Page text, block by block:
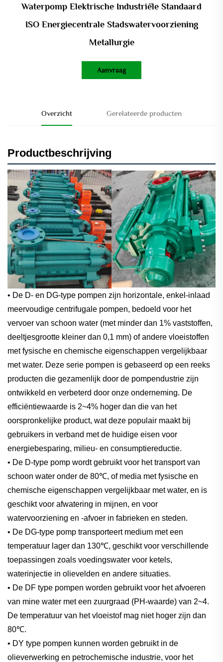
Waterpomp Elektrische Industriële Standaard
ISO Energiecentrale Stadswatervoorziening
Metallurgie
Aanvraag
Overzicht Gerelateerde producten
Productbeschrijving
• De D- en DG-type pompen zijn horizontale, enkel-inlaad
meervoudige centrifugale pompen, bedoeld voor het
vervoer van schoon water (met minder dan 1% vaststoffen,
deeltjesgrootte kleiner dan 0,1 mm) of andere vloeistoffen
met fysische en chemische eigenschappen vergelijkbaar
met water. Deze serie pompen is gebaseerd op een reeks
producten die gezamenlijk door de pompendustrie zijn
ontwikkeld en verbeterd door onze onderneming. De
efficiëntiewaarde is 2~4% hoger dan die van het
oorspronkelijke product, wat deze populair maakt bij
gebruikers in verband met de huidige eisen voor
energiebesparing, milieu- en consumptiereductie.
• De D-type pomp wordt gebruikt voor het transport van
schoon water onder de 80℃, of media met fysische en
chemische eigenschappen vergelijkbaar met water, en is
geschikt voor afwatering in mijnen, en voor
watervoorziening en -afvoer in fabrieken en steden.
• De DG-type pomp transporteert medium met een
temperatuur lager dan 130℃, geschikt voor verschillende
toepassingen zoals voedingswater voor ketels,
waterinjectie in olievelden en andere situaties.
• De DF type pompen worden gebruikt voor het afvoeren
van mine water met een zuurgraad (PH-waarde) van 2~4.
De temperatuur van het vloeistof mag niet hoger zijn dan
80℃.
• DY type pompen kunnen worden gebruikt in de
olieverwerking en petrochemische industrie, voor het